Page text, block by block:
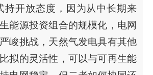
持开放态度，因为从中长期来
能源投资组合的规模化，电网
峻挑战，天然气发电具有其他
拟的灵活性，可以与可再生能